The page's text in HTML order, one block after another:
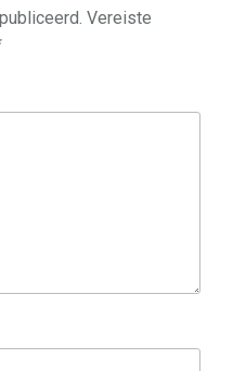
Vereiste